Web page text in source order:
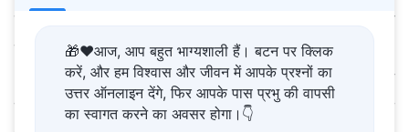
🎁❤️आज, आप बहुत भाग्यशाली हैं। बटन पर क्लिक
करें, और हम विश्वास और जीवन में आपके प्रश्नों का
उत्तर ऑनलाइन देंगे, फिर आपके पास प्रभु की वापसी
का स्वागत करने का अवसर होगा।👇